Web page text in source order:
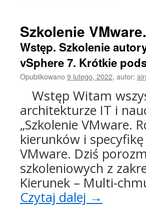
Szkolenie
Wstęp. Szkolenie
vSphere 7. Krótkie
Opublikowano9 lutego, 2022, autor:
Wstęp Witam
architekturze IT i
„Szkolenie VMware.
kierunków i
VMware. Dziś
szkoleniowych z
Kierunek – Multi-
Czytaj dalej →